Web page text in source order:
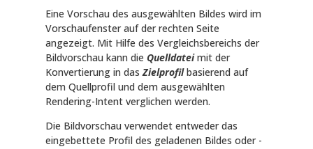
Eine Vorschau des ausgewählten Bildes wird im
Vorschaufenster auf der rechten Seite
angezeigt. Mit Hilfe des Vergleichsbereichs der
Bildvorschau kann die Quelldateimit der
Konvertierung in das Zielprofilbasierend auf
dem Quellprofil und dem ausgewählten
Rendering-Intent verglichen werden.
Die Bildvorschau verwendet entweder das
eingebettete Profil des geladenen Bildes oder -